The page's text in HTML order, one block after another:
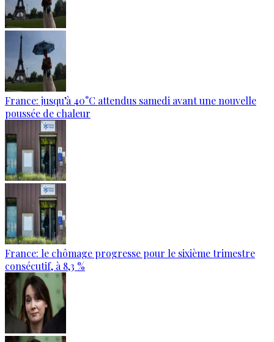
France: jusqu’à 40°C attendus samedi avant une nouvelle
poussée de chaleur
France: le chômage progresse pour le sixième trimestre
consécutif, à 8,3 %